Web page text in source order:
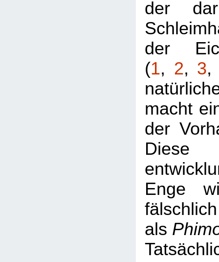
der
der
(1, 2, 3
macht
der
Enge
fälschlich
als